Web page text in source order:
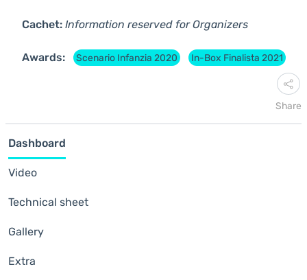
Cachet: Information reserved for Organizers
Awards: Scenario Infanzia 2020 In-Box Finalista 2021
Share
Dashboard
Video
Technical sheet
Gallery
Extra